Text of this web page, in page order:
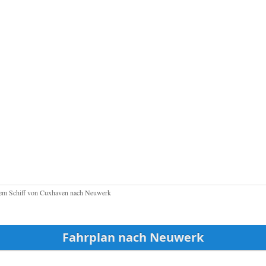
Schiff von Cuxhaven nach Neuwerk
Fahrplan nach Neuwerk